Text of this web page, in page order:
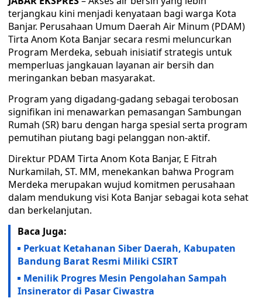
terjangkau kini menjadi kenyataan bagi warga Kota
Banjar. Perusahaan Umum Daerah Air Minum (PDAM)
Tirta Anom Kota Banjar secara resmi meluncurkan
Program Merdeka, sebuah inisiatif strategis untuk
memperluas jangkauan layanan air bersih dan
meringankan beban masyarakat.
Program yang digadang-gadang sebagai terobosan
signifikan ini menawarkan pemasangan Sambungan
Rumah (SR) baru dengan harga spesial serta program
pemutihan piutang bagi pelanggan non-aktif.
Direktur PDAM Tirta Anom Kota Banjar, E Fitrah
Nurkamilah, ST. MM, menekankan bahwa Program
Merdeka merupakan wujud komitmen perusahaan
dalam mendukung visi Kota Banjar sebagai kota sehat
dan berkelanjutan.
Baca Juga:
Perkuat Ketahanan Siber Daerah, Kabupaten
Bandung Barat Resmi Miliki CSIRT
Menilik Progres Mesin Pengolahan Sampah
Insinerator di Pasar Ciwastra